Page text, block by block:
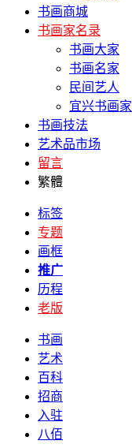
书画商城
书画家名录
书画大家
书画名家
民间艺人
宜兴书画家
书画技法
艺术品市场
留言
繁體
标签
专题
画框
推广
历程
老版
书画
艺术
百科
招商
入驻
八佰